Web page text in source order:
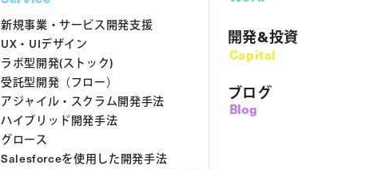
新規事業・サービス開発支援
UX・UIデザイン
ラボ型開発(ストック)
受託型開発（フロー）
アジャイル・スクラム開発手法
ハイブリッド開発手法
グロース
Salesforceを使用した開発手法
開発&投資
Capital
ブログ
Blog